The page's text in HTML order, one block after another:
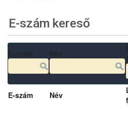
E-szám kereső
E-szám Név